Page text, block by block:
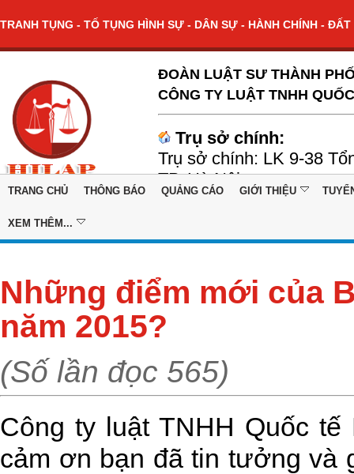
TRANH TỤNG - TỐ TỤNG HÌNH SỰ - DÂN SỰ - HÀNH CHÍNH -
ĐOÀN LUẬT SƯ THÀNH
CÔNG TY LUẬT TNHH
Trụ sở chính:
Trụ sở chính: LK 9-38
TP. Hà Nội
TRANG CHỦ THÔNG BÁO QUẢNG CÁO GIỚI THIỆU
XEM THÊM...
Những điểm mới của
năm 2015?
(Số lần đọc 565)
Công ty luật TNHH Quốc
cảm ơn bạn đã tin tưởng và